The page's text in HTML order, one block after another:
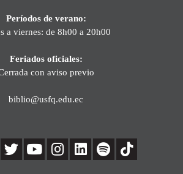
Períodos de verano:
a viernes: de 8h00 a 20h00
Feriados oficiales:
con aviso previo
biblio@usfq.edu.ec